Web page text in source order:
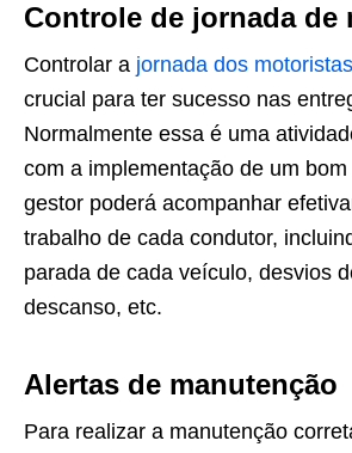
Controle de jornada de
Controlar a jornada dos motoristas
crucial para ter sucesso nas
Normalmente essa é uma
com a implementação de um
gestor poderá acompanhar
trabalho de cada condutor,
parada de cada veículo, desvios
descanso, etc.
Alertas de manutenção
Para realizar a manutenção